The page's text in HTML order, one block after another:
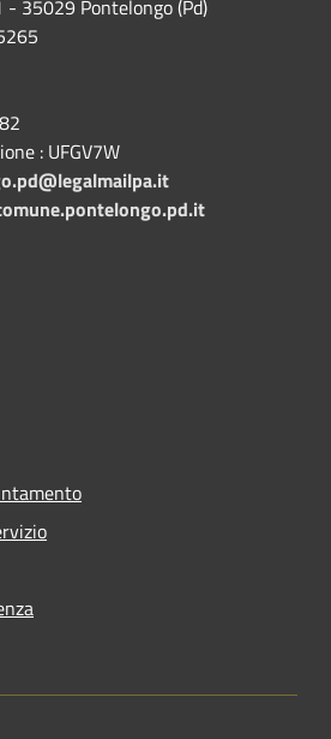
- 35029 Pontelongo (Pd)
: UFGV7W